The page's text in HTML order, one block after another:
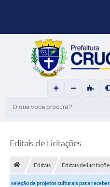
O que voce procura?
Editais de Licitações
Editais Editais de
seleção de projetos culturais para